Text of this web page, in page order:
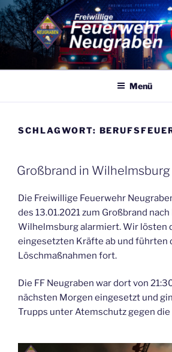
Zum
Inhalt
springen
FF NEUGRABEN
Eine von 86 Freiwilligen Feuerwehren
Menü
SCHLAGWORT:
VERÖFFENTLICHT
AM
Großbrand in Wilhelmsburg
Die Freiwillige Feuerwehr
des 13.01.2021 zum Großbrand
Wilhelmsburg alarmiert. Wir lösten
eingesetzten Kräfte ab und führten
Löschmaßnahmen fort.
Die FF Neugraben war dort von
nächsten Morgen eingesetzt und
Trupps unter Atemschutz gegen die